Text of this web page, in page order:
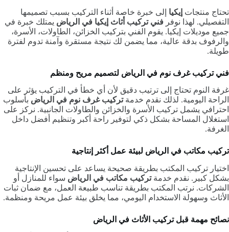
تحتاج منتجات إيكيا إلى خبرة خاصة أثناء التركيب بسبب تصميمها
التفصيلي. لهذا نوفر فني تركيب أثاث إيكيا في الرياض يمتلك خبرة في
جميع موديلات إيكيا. يقوم الفني بتركيب الخزائن، الطاولات، الأسرة،
والرفوف بدقة عالية، مما يضمن لك نتيجة مستقرة وآمنة تدوم لفترة
طويلة.
فني تركيب غرف نوم في الرياض لتصميم مريح ومنظم
غرفة النوم تحتاج إلى ترتيب دقيق لأن أي خطأ في التركيب يؤثر على
الراحة اليومية. لذلك نقدم خدمةتركيب غرف نوم في الرياض بأسلوب
احترافي يشمل تركيب الأسرة والخزائن والطاولات الجانبية. نركز على
استغلال المساحة بشكل ذكي لتوفير راحة أكبر وتنظيم أفضل داخل
الغرفة.
تركيب مكاتب في الرياض لبيئة عمل أكثر إنتاجية
اختيار تركيب المكتب بطريقة صحيحة يساعد على تحسين الإنتاجية
بشكل كبير. نقدم خدمةتركيب مكاتب في الرياض سواء للمنازل أو
الشركات. نرتب المكتب بطريقة تناسب طبيعة العمل، مع ضمان ثبات
الأثاث وسهولة الاستخدام اليومي، مما يخلق بيئة عمل مريحة ومنظمة.
نصائح مهمة قبل تركيب الأثاث في الرياض